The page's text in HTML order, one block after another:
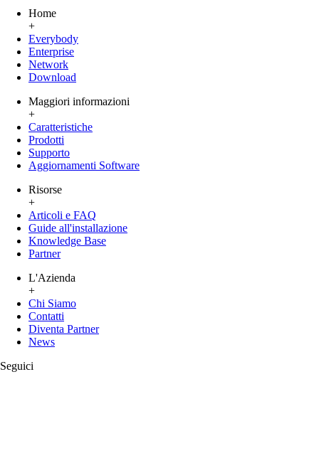
Home
+
Everybody
Enterprise
Network
Download
Maggiori informazioni
+
Caratteristiche
Prodotti
Supporto
Aggiornamenti Software
Risorse
+
Articoli e FAQ
Guide all'installazione
Knowledge Base
Partner
L'Azienda
+
Chi Siamo
Contatti
Diventa Partner
News
Seguici